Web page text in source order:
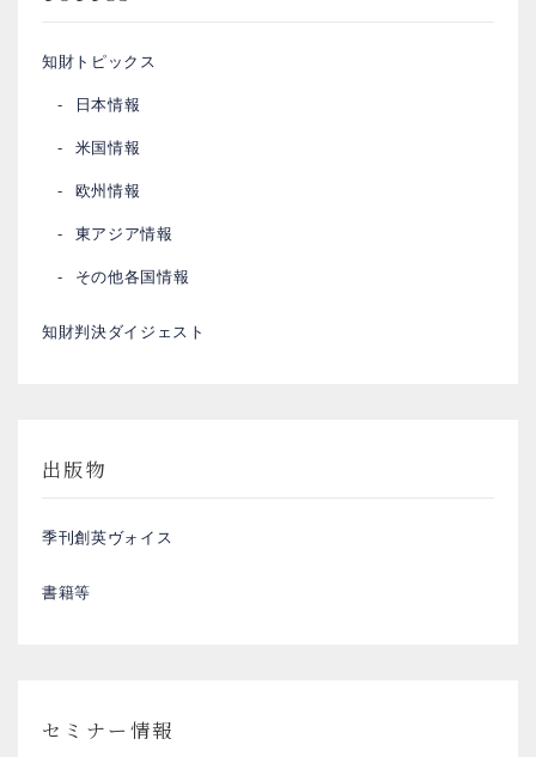
知財トピックス
日本情報
米国情報
欧州情報
東アジア情報
その他各国情報
知財判決ダイジェスト
出版物
季刊創英ヴォイス
書籍等
セミナー情報